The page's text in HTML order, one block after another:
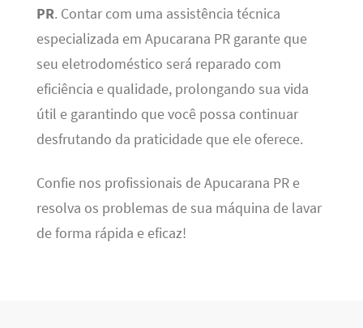
PR. Contar com uma assistência técnica
especializada em Apucarana PR garante que
seu eletrodoméstico será reparado com
eficiência e qualidade, prolongando sua vida
útil e garantindo que você possa continuar
desfrutando da praticidade que ele oferece.
Confie nos profissionais de Apucarana PR e
resolva os problemas de sua máquina de lavar
de forma rápida e eficaz!